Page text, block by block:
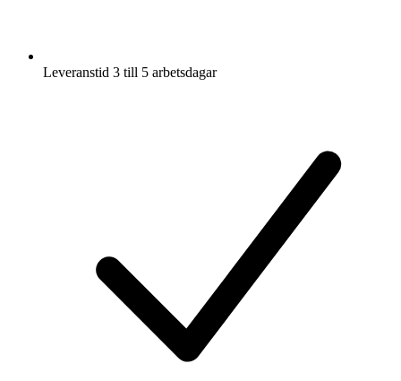
Leveranstid 3 till 5 arbetsdagar